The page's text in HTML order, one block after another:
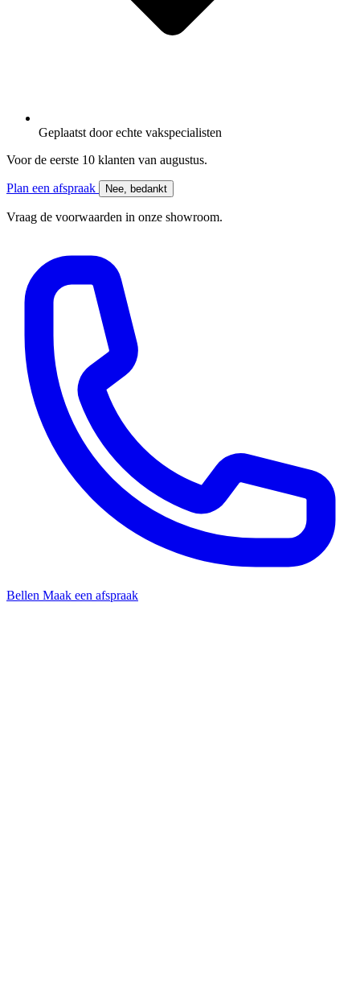
Geplaatst doorechte vakspecialisten
Voor de eerste 10 klanten van augustus.
Plan een afspraak Nee, bedankt
Vraag de voorwaarden in onze showroom.
Bellen Maak een afspraak